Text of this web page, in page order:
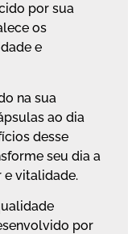
por sua
os
e
na sua
ao dia
desse
seu dia a
e vitalidade.
por